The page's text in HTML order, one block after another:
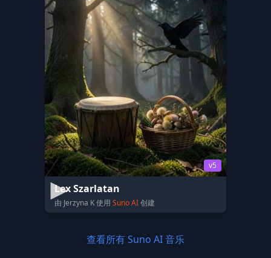
v5
Lex Szarlatan
由 Jerzyna K 使用 Suno AI创建
查看所有 Suno AI 音乐